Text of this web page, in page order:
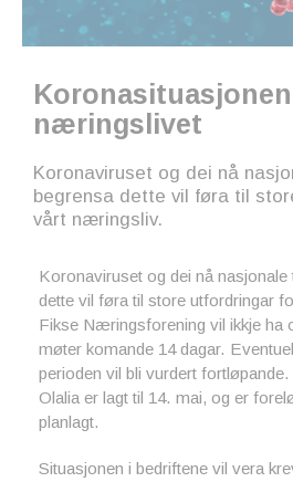
næringslivet
Koronaviruset og dei nå
begrensa dette vil føra til
vårt næringsliv.
Koronaviruset og dei nå nasjonale
dette vil føra til store utfordringar
Fikse Næringsforening vil ikkje ha
møter komande 14 dagar.
perioden vil bli vurdert
Olalia er lagt til 14. mai, og er
planlagt.
Situasjonen i bedriftene vil vera